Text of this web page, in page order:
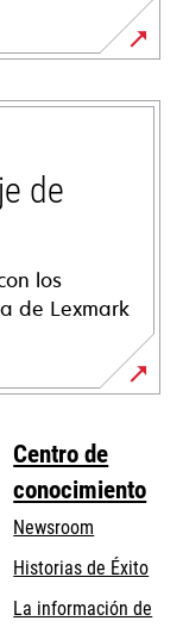
de
los
de Lexmark
Centro de
conocimiento
Newsroom
Historias de Éxito
La información de